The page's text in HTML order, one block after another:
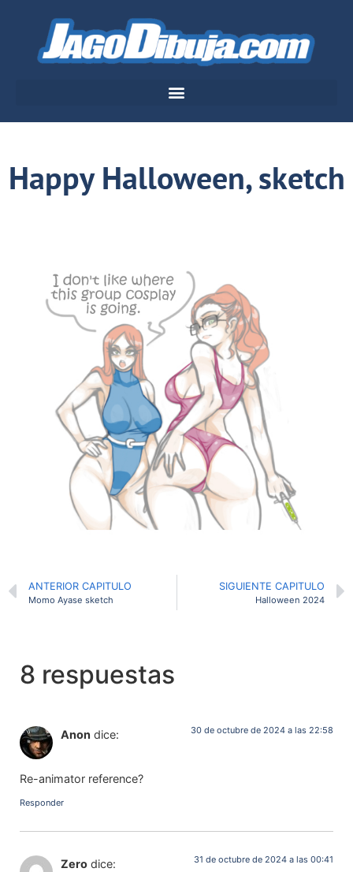
Happy Halloween, sketch
ANTERIOR CAPITULO
Momo Ayase sketch
SIGUIENTE CAPITULO
Halloween 2024
8 respuestas
Anon dice: 30 de octubre de 2024 a las 22:58
Re-animator reference?
Responder
Zero dice: 31 de octubre de 2024 a las 00:41